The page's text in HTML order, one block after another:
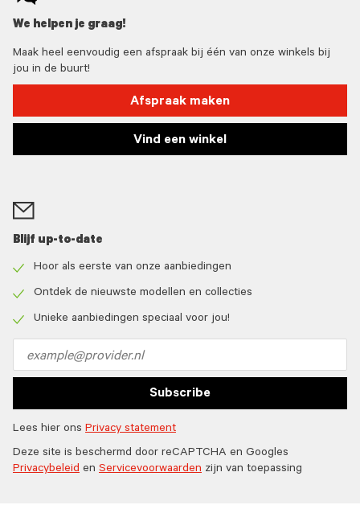
We helpen je graag!
Maak heel eenvoudig een afspraak bij één van onze winkels bij
jou in de buurt!
Afspraak maken
Vind een winkel
Blijf up-to-date
icon
Hoor als eerste van onze aanbiedingen
icon
Ontdek de nieuwste modellen en collecties
Unieke aanbiedingen speciaal voor jou!
address
Subscribe
Lees hier ons Privacy statement
Deze site is beschermd door reCAPTCHA en Googles
Privacybeleid en Servicevoorwaarden zijn van toepassing